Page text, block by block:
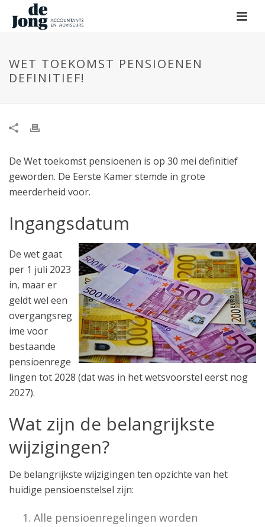
WET TOEKOMST PENSIOENEN
DEFINITIEF!
De Wet toekomst pensioenen is op 30 mei definitief
geworden. De Eerste Kamer stemde in grote
meerderheid voor.
Ingangsdatum
De wet gaat
per 1 juli 2023
in, maar er
geldt wel een
overgangsreg
ime voor
bestaande
pensioenrege
lingen tot 2028 (dat was in het wetsvoorstel eerst nog
2027).
Wat zijn de belangrijkste
wijzigingen?
De belangrijkste wijzigingen ten opzichte van het
huidige pensioenstelsel zijn:
Alle pensioenregelingen worden